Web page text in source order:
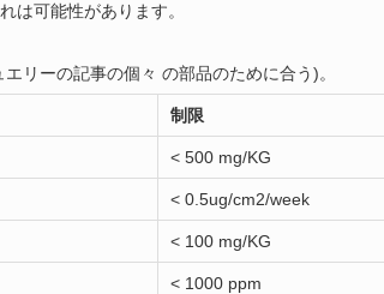
は可能性があります。
リーの記事の個々 の部品のために合う)。
制限
< 500 mg/KG
< 0.5ug/cm2/week
< 100 mg/KG
< 1000 ppm